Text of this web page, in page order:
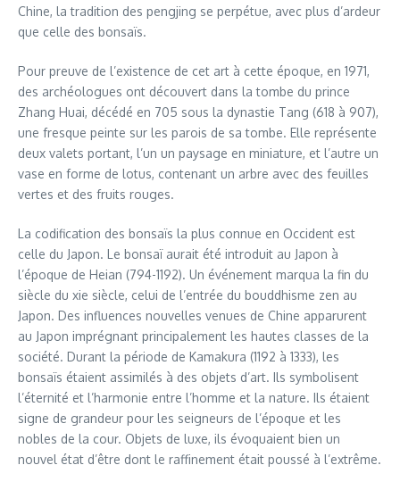
Chine, la tradition des pengjing se perpétue, avec plus d’ardeur
que celle des bonsaïs.
Pour preuve de l’existence de cet art à cette époque, en 1971,
des archéologues ont découvert dans la tombe du prince
Zhang Huai, décédé en 705 sous la dynastie Tang (618 à 907),
une fresque peinte sur les parois de sa tombe. Elle représente
deux valets portant, l’un un paysage en miniature, et l’autre un
vase en forme de lotus, contenant un arbre avec des feuilles
vertes et des fruits rouges.
La codification des bonsaïs la plus connue en Occident est
celle du Japon. Le bonsaï aurait été introduit au Japon à
l’époque de Heian (794-1192). Un événement marqua la fin du
siècle du xie siècle, celui de l’entrée du bouddhisme zen au
Japon. Des influences nouvelles venues de Chine apparurent
au Japon imprégnant principalement les hautes classes de la
société. Durant la période de Kamakura (1192 à 1333), les
bonsaïs étaient assimilés à des objets d’art. Ils symbolisent
l’éternité et l’harmonie entre l’homme et la nature. Ils étaient
signe de grandeur pour les seigneurs de l’époque et les
nobles de la cour. Objets de luxe, ils évoquaient bien un
nouvel état d’être dont le raffinement était poussé à l’extrême.